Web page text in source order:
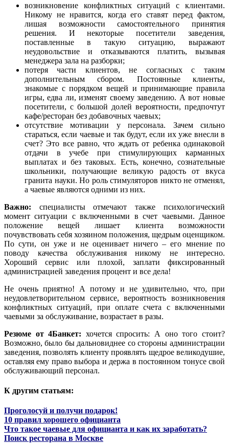
возникновение конфликтных ситуаций с клиентами.
Никому не нравится, когда его ставят перед фактом,
лишая возможности самостоятельного принятия
решения. И некоторые посетители заведения,
поставленные в такую ситуацию, выражают
неудовольствие и отказываются платить, вызывая
менеджера зала на разборки;
потеря части клиентов, не согласных с таким
дополнительным сбором. Постоянные клиенты,
знакомые с порядком вещей и принимающие правила
игры, едва ли, изменят своему заведению. А вот новые
посетители, с большой долей вероятности, предпочтут
кафе/ресторан без добавочных чаевых;
отсутствие мотивации у персонала. Зачем сильно
стараться, если чаевые и так будут, если их уже внесли в
счет? Это все равно, что ждать от ребенка одинаковой
отдачи в учебе при стимулирующих карманных
выплатах и без таковых. Есть, конечно, сознательные
школьники, получающие великую радость от вкуса
гранита науки. Но роль стимуляторов никто не отменял,
а чаевые являются одними из них.
Важно: специалисты отмечают также психологический
момент ситуации с включенными в счет чаевыми. Данное
положение вещей лишает клиента возможности
почувствовать себя хозяином положения, щедрым оценщиком.
По сути, он уже и не оценивает ничего – его мнение по
поводу качества обслуживания никому не интересно.
Хороший сервис или плохой, заплати фиксированный
администрацией заведения процент и все дела!
Не очень приятно! А потому и не удивительно, что, при
неудовлетворительном сервисе, вероятность возникновения
конфликтных ситуаций, при оплате счета с включенными
чаевыми за обслуживание, возрастает в разы.
Резюме от 4Банкет: хочется спросить: А оно того стоит?
Возможно, было бы дальновиднее со стороны администрации
заведения, позволять клиенту проявлять щедрое великодушие,
оставляя ему право выбора и держа в постоянном тонусе свой
обслуживающий персонал.
К другим статьям:
Проголосуй и получи подарок!
10 правил хорошего официанта
Что такое чаевые для официанта и как их заработать?
Поиск ресторана в Москве